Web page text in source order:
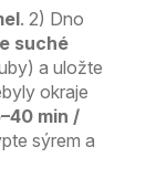
. 2) Dno
suché
a uložte
okraje
min /
sýrem a